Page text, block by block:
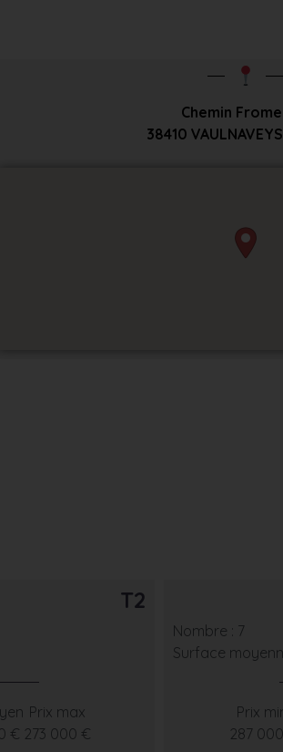
Chemin
38410
T2
€
Prix max
273 000 €
Nombre : 7
Surface
Prix
287